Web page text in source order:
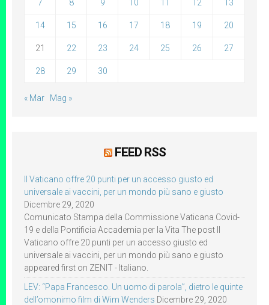
7 8 9 10 11 12 13
14 15 16 17 18 19 20
21 22 23 24 25 26 27
28 29 30
« Mar Mag »
FEED RSS
Il Vaticano offre 20 punti per un accesso giusto ed
universale ai vaccini, per un mondo più sano e giusto
Dicembre 29, 2020
Comunicato Stampa della Commissione Vaticana Covid-
19 e della Pontificia Accademia per la Vita The post Il
Vaticano offre 20 punti per un accesso giusto ed
universale ai vaccini, per un mondo più sano e giusto
appeared first on ZENIT - Italiano.
LEV: “Papa Francesco. Un uomo di parola”, dietro le quinte
dell’omonimo film di Wim Wenders Dicembre 29, 2020